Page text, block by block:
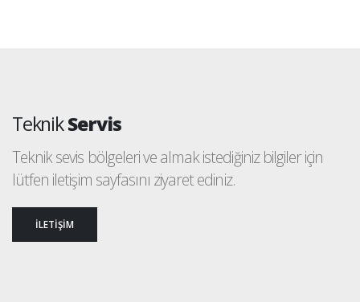
TeknikServis
Teknik sevis bölgeleri ve almak istediğiniz bilgiler için
lütfen iletişim sayfasını ziyaret ediniz.
İLETİŞİM